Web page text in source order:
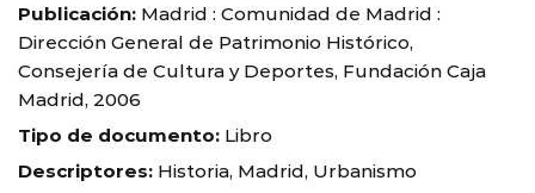
Publicación: Madrid : Comunidad de Madrid :
Dirección General de Patrimonio Histórico,
Consejería de Cultura y Deportes, Fundación Caja
Madrid, 2006
Tipo de documento: Libro
Descriptores: Historia, Madrid, Urbanismo